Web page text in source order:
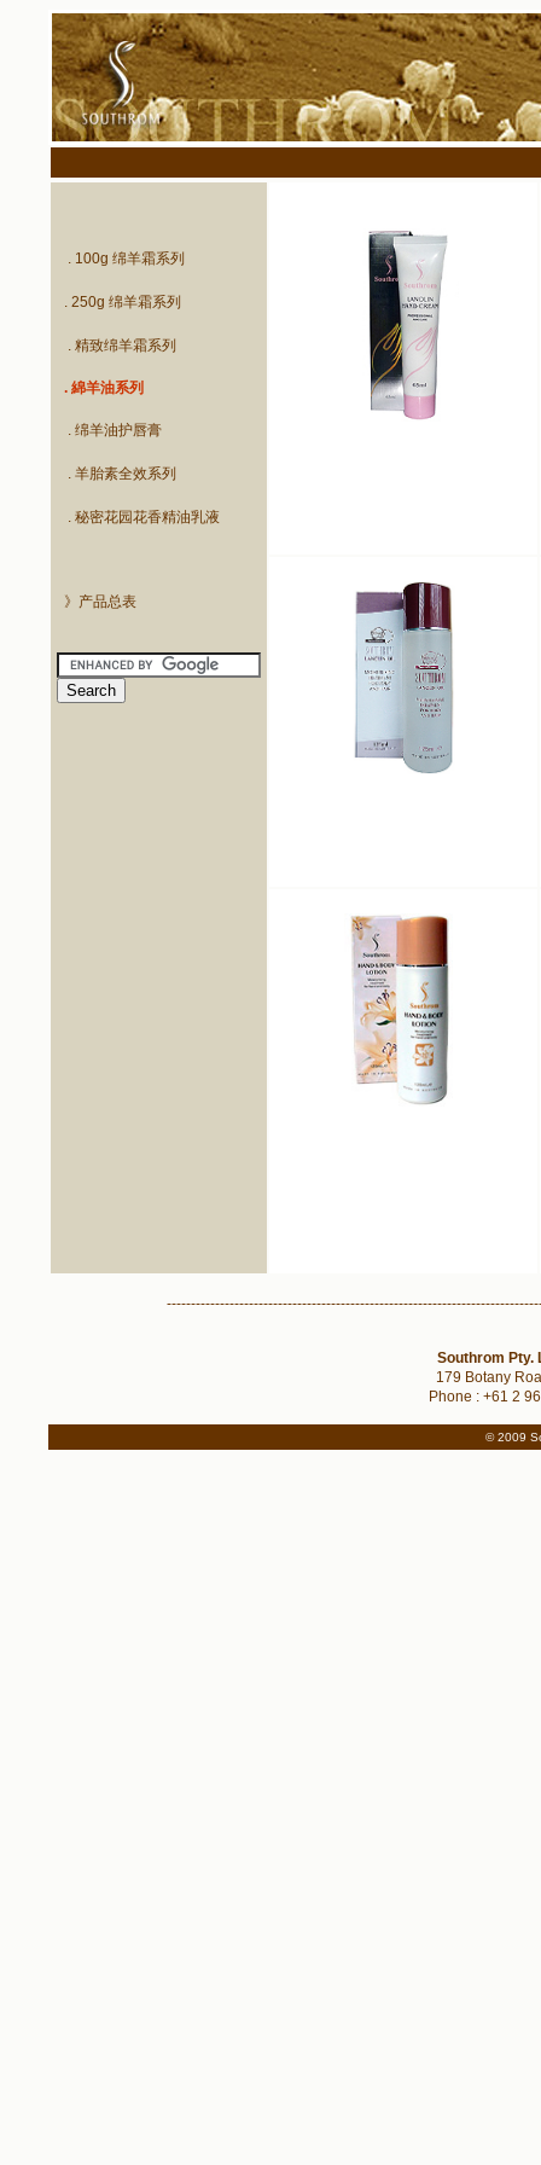
. 100g 绵羊霜系列
. 250g 绵羊霜系列
. 精致绵羊霜系列
. 綿羊油系列
. 绵羊油护唇膏
. 羊胎素全效系列
. 秘密花园花香精油乳液
》产品总表
Southrom Pty.
179 Botany
Phone : +61 2
© 2009